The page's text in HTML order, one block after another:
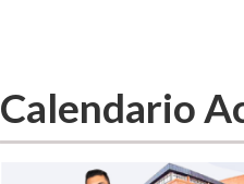
Calendario